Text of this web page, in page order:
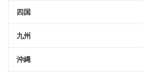
四国
九州
沖縄